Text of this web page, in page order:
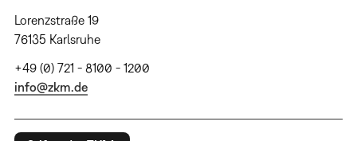
Lorenzstraße 19
76135 Karlsruhe
+49 (0) 721 - 8100 - 1200
info@zkm.de